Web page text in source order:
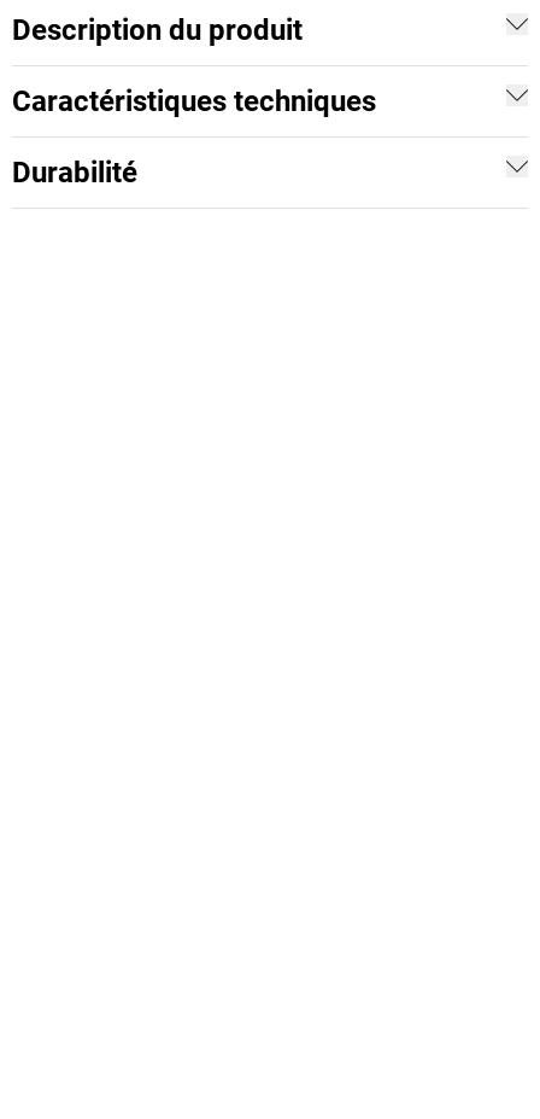
Description du produit
Caractéristiques techniques
Durabilité